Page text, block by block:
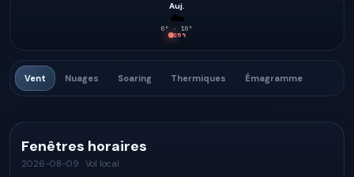
Auj.
☁️
6° · 16°
25%
Vent Nuages Soaring Thermiques Émagramme
Fenêtres horaires
2026-08-09 · Vol local